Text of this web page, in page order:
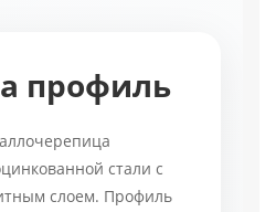
профиль
стали с
слоем. Профиль